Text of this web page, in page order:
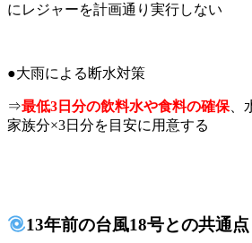
にレジャーを計画通り実行しない
●大雨による断水対策
⇒最低3日分の飲料水や食料の確保
家族分×3日分を目安に用意する
13年前の台風18号との共通点